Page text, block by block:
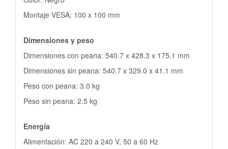
Montaje VESA: 100 x 100 mm
Dimensiones y peso
Dimensiones con peana: 540.7 x 428.3 x 175.1 mm
Dimensiones sin peana: 540.7 x 329.0 x 41.1 mm
Peso con peana: 3.0 kg
Peso sin peana: 2.5 kg
Energía
Alimentación: AC 220 a 240 V, 50 a 60 Hz